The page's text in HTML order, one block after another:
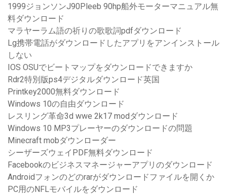
1999ジョンソンJ90Pleeb 90hp船外モーターマニュアル無
料ダウンロード
マラヤーラム語の祈りの歌歌詞pdfダウンロード
Lg携帯電話がダウンロードしたアプリをアンインストール
しない
IOS OSUでビートマップをダウンロードできますか
Rdr2特別版ps4デジタルダウンロード英国
Printkey2000無料ダウンロード
Windows 10の自由ダウンロード
レスリング革命3d wwe 2k17 modダウンロード
Windows 10 MP3プレーヤーのダウンロードの問題
Minecraft mobダウンローダー
シーザーズウェイPDF無料ダウンロード
Facebookのビジネスマネージャーアプリのダウンロード
Androidフォンのどのrarがダウンロードファイルを開くか
PC用のNFLモバイルをダウンロード